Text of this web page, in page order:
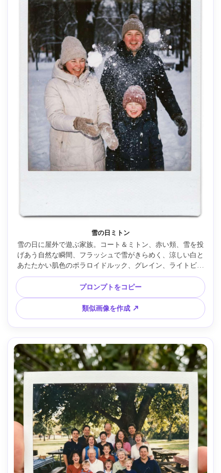
雪の日ミトン
雪の日に屋外で遊ぶ家族。コート＆ミトン、赤い頬、雪を投
げあう自然な瞬間、フラッシュで雪がきらめく、涼しい白と
あたたかい肌色のポラロイドルック、グレイン、ライトビネ
ット、細かい傷、白枠、リアル、Canon EOS R5・24mm --
ar 4:5
プロンプトをコピー
類似画像を作成 ↗